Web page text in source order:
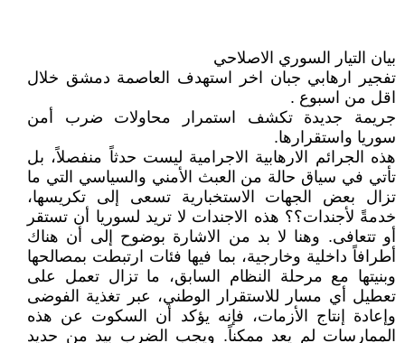
بيان التيار السوري الاصلاحي
تفجير ارهابي جبان اخر استهدف العاصمة دمشق خلال
اقل من اسبوع .
جريمة جديدة تكشف استمرار محاولات ضرب أمن
سوريا واستقرارها.
هذه الجرائم الارهابية الاجرامية ليست حدثاً منفصلاً، بل
تأتي في سياق حالة من العبث الأمني والسياسي التي ما
تزال بعض الجهات الاستخبارية تسعى إلى تكريسها،
خدمةً لأجندات؟؟ هذه الاجندات لا تريد لسوريا أن تستقر
أو تتعافى. وهنا لا بد من الاشارة بوضوح إلى أن هناك
أطرافاً داخلية وخارجية، بما فيها فئات ارتبطت بمصالحها
وبنيتها مع مرحلة النظام السابق، ما تزال تعمل على
تعطيل أي مسار للاستقرار الوطني، عبر تغذية الفوضى
وإعادة إنتاج الأزمات، فإنه يؤكد أن السكوت عن هذه
الممارسات لم يعد ممكناً. ويجب الضرب بيد من حديد